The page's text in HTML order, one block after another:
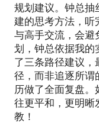
规划建议。钟总抽
建的思考方法，听
与高手交流，会避
划，钟总依据我的
了三条路径建议，
径，而非追逐所谓
历做了全面复盘。
往更平和，更明晰
教！